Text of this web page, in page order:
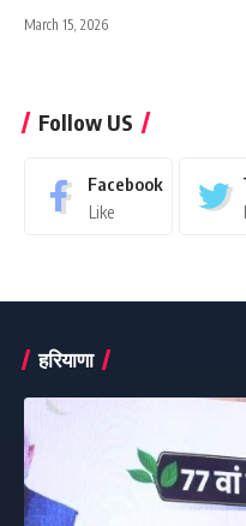
March 15, 2026
Follow US
Facebook
Like
हरियाणा